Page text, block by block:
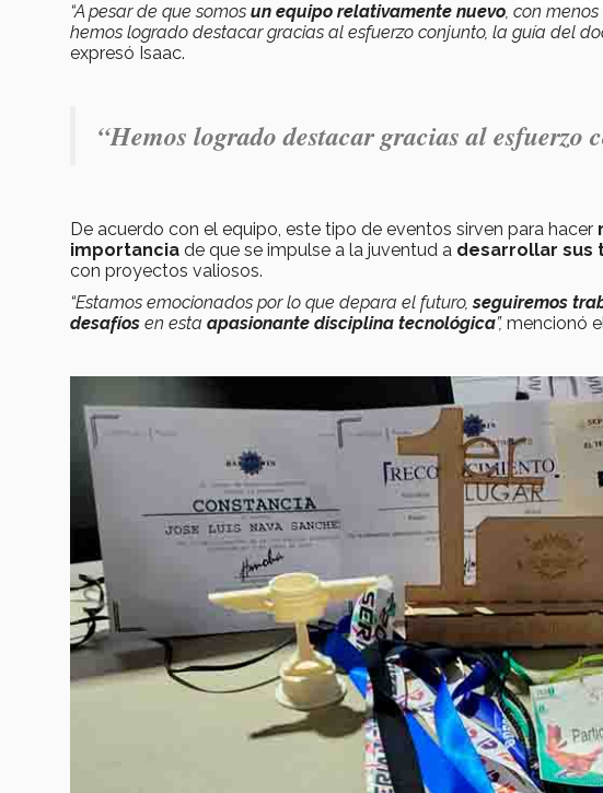
“A pesar de que somos un equipo relativamente nuevo, con
hemos logrado destacar gracias al esfuerzo conjunto, la guía del
expresó Isaac.
“Hemos logrado destacar gracias al esfuerzo
De acuerdo con el equipo, este tipo de eventos sirven para hacer
importancia de que se impulse a la juventud a desarrollar sus
con proyectos valiosos.
“Estamos emocionados por lo que depara el futuro,seguiremos
desafíos en esta apasionante disciplina tecnológica”, mencionó